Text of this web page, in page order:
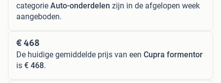
categorie Auto-onderdelen zijn in de afgelopen week
aangeboden.
€ 468
De huidige gemiddelde prijs van een Cupra formentor
is € 468.